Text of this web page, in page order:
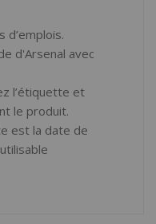
d’emplois.
d'Arsenal avec
l’étiquette et
le produit.
est la date de